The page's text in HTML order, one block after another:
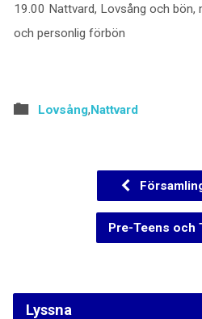
19.00 Nattvard, Lovsång och bön,
och personlig förbön
Lovsång,Nattvard
Pre-Teens och
Lyssna